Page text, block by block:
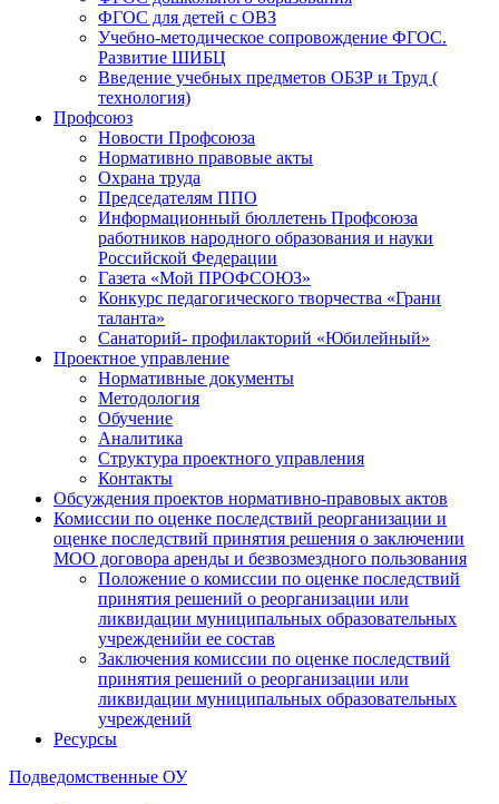
ФГОС для детей с ОВЗ
Учебно-методическое сопровождение ФГОС.
Развитие ШИБЦ
Введение учебных предметов ОБЗР и Труд (
технология)
Профсоюз
Новости Профсоюза
Нормативно правовые акты
Охрана труда
Председателям ППО
Информационный бюллетень Профсоюза
работников народного образования и науки
Российской Федерации
Газета «Мой ПРОФСОЮЗ»
Конкурс педагогического творчества «Грани
таланта»
Санаторий- профилакторий «Юбилейный»
Проектное управление
Нормативные документы
Методология
Обучение
Аналитика
Структура проектного управления
Контакты
Обсуждения проектов нормативно-правовых актов
Комиссии по оценке последствий реорганизации и
оценке последствий принятия решения о заключении
МОО договора аренды и безвозмездного пользования
Положение о комиссии по оценке последствий
принятия решений о реорганизации или
ликвидации муниципальных образовательных
учрежденийи ее состав
Заключения комиссии по оценке последствий
принятия решений о реорганизации или
ликвидации муниципальных образовательных
учреждений
Ресурсы
Подведомственные ОУ